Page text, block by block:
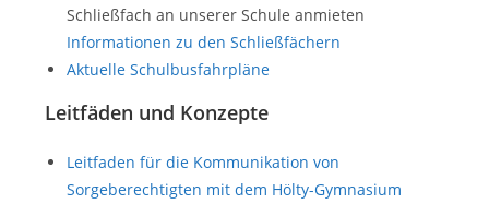
Schließfach an unserer Schule anmieten
Informationen zu den Schließfächern
Aktuelle Schulbusfahrpläne
Leitfäden und Konzepte
Leitfaden für die Kommunikation von
Sorgeberechtigten mit dem Hölty-Gymnasium